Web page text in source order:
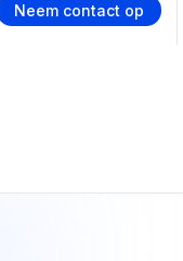
Neem contact op